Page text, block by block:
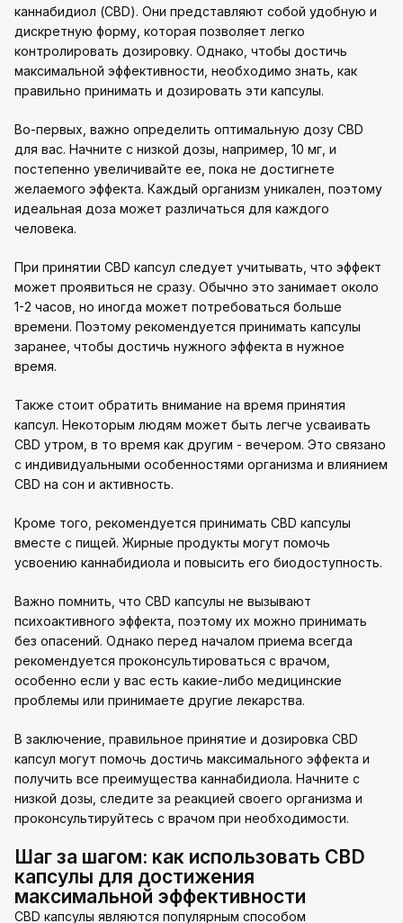
каннабидиол (CBD). Они представляют собой удобную и
дискретную форму, которая позволяет легко
контролировать дозировку. Однако, чтобы достичь
максимальной эффективности, необходимо знать, как
правильно принимать и дозировать эти капсулы.
Во-первых, важно определить оптимальную дозу CBD
для вас. Начните с низкой дозы, например, 10 мг, и
постепенно увеличивайте ее, пока не достигнете
желаемого эффекта. Каждый организм уникален, поэтому
идеальная доза может различаться для каждого
человека.
При принятии CBD капсул следует учитывать, что эффект
может проявиться не сразу. Обычно это занимает около
1-2 часов, но иногда может потребоваться больше
времени. Поэтому рекомендуется принимать капсулы
заранее, чтобы достичь нужного эффекта в нужное
время.
Также стоит обратить внимание на время принятия
капсул. Некоторым людям может быть легче усваивать
CBD утром, в то время как другим - вечером. Это связано
с индивидуальными особенностями организма и влиянием
CBD на сон и активность.
Кроме того, рекомендуется принимать CBD капсулы
вместе с пищей. Жирные продукты могут помочь
усвоению каннабидиола и повысить его биодоступность.
Важно помнить, что CBD капсулы не вызывают
психоактивного эффекта, поэтому их можно принимать
без опасений. Однако перед началом приема всегда
рекомендуется проконсультироваться с врачом,
особенно если у вас есть какие-либо медицинские
проблемы или принимаете другие лекарства.
В заключение, правильное принятие и дозировка CBD
капсул могут помочь достичь максимального эффекта и
получить все преимущества каннабидиола. Начните с
низкой дозы, следите за реакцией своего организма и
проконсультируйтесь с врачом при необходимости.
Шаг за шагом: как использовать CBD
капсулы для достижения
максимальной эффективности
CBD капсулы являются популярным способом